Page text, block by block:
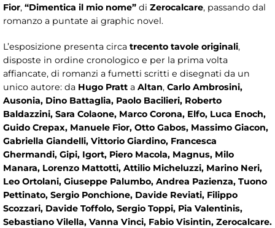
Fior, “Dimentica il mio nome” di Zerocalcare, passando dal
romanzo a puntate ai graphic novel.
L’esposizione presenta circa trecento tavole originali,
disposte in ordine cronologico e per la prima volta
affiancate, di romanzi a fumetti scritti e disegnati da un
unico autore: da Hugo Pratt a Altan, Carlo Ambrosini,
Ausonia, Dino Battaglia, Paolo Bacilieri, Roberto
Baldazzini, Sara Colaone, Marco Corona, Elfo, Luca Enoch,
Guido Crepax, Manuele Fior, Otto Gabos, Massimo Giacon,
Gabriella Giandelli, Vittorio Giardino, Francesca
Ghermandi, Gipi, Igort, Piero Macola, Magnus, Milo
Manara, Lorenzo Mattotti, Attilio Micheluzzi, Marino Neri,
Leo Ortolani, Giuseppe Palumbo, Andrea Pazienza, Tuono
Pettinato, Sergio Ponchione, Davide Reviati, Filippo
Scozzari, Davide Toffolo, Sergio Toppi, Pia Valentinis,
Sebastiano Vilella, Vanna Vinci, Fabio Visintin, Zerocalcare.